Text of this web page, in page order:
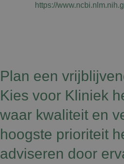
https://
Plan een
Kies voor Kliniek
waar kwaliteit en
hoogste prioriteit
adviseren door